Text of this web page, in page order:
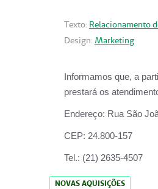
Texto: Relacionamento
Design: Marketing
Informamos que, a
prestará os
Endereço: Rua São
CEP: 24.800-157
Tel.: (21) 2635-4507
NOVAS AQUISIÇÕES